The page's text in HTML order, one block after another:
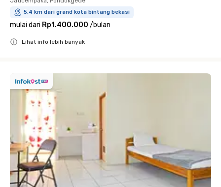
5.4 km dari grand kota bintang bekasi
mulai dari Rp1.400.000 /bulan
Lihat info lebih banyak